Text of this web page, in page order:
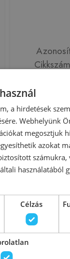
106 510 Ft
Rendelésre
a hirdetések
Webhelyünk
megosztjuk
azokat
számukra,
használatából
Célzás